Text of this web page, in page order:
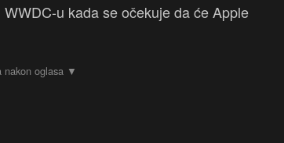
u kada se očekuje da će Apple